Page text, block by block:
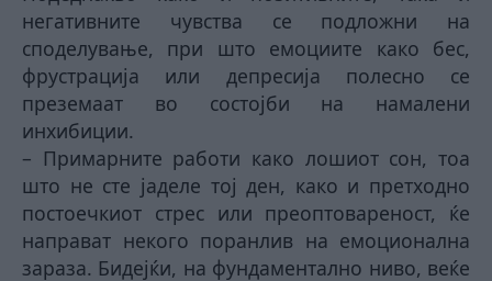
негативните чувства се подложни на
споделување, при што емоциите како бес,
фрустрација или депресија полесно се
преземаат во состојби на намалени
инхибиции.
– Примарните работи како лошиот сон, тоа
што не сте јаделе тој ден, како и претходно
постоечкиот стрес или преоптовареност, ќе
направат некого поранлив на емоционална
зараза. Бидејќи, на фундаментално ниво, веќе